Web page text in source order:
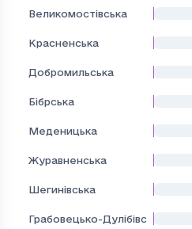
Великомостівська
Красненська
Добромильська
Бібрська
Меденицька
Журавненська
Шегинівська
Грабовецько-Дулібівська